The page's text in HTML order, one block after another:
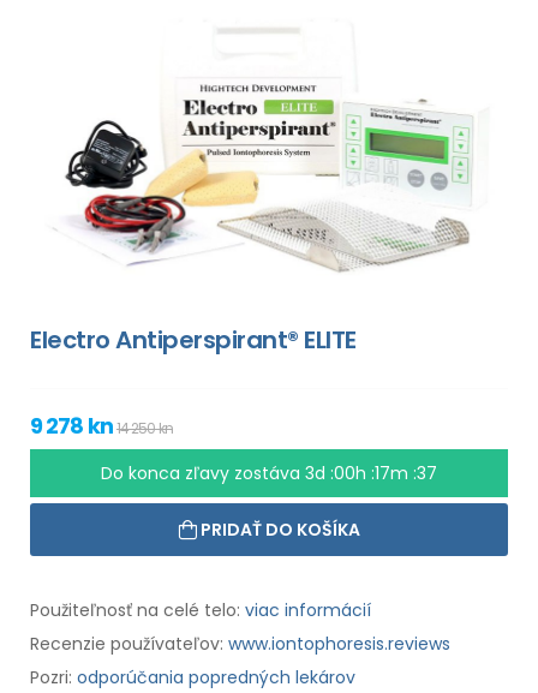
Electro Antiperspirant® ELITE
9 278 kn14 250 kn
Do konca zľavy zostáva 3d :00h :17m :36
PRIDAŤ DO KOŠÍKA
Použiteľnosť na celé telo: viac informácií
Recenzie používateľov: www.iontophoresis.reviews
Pozri: odporúčania popredných lekárov